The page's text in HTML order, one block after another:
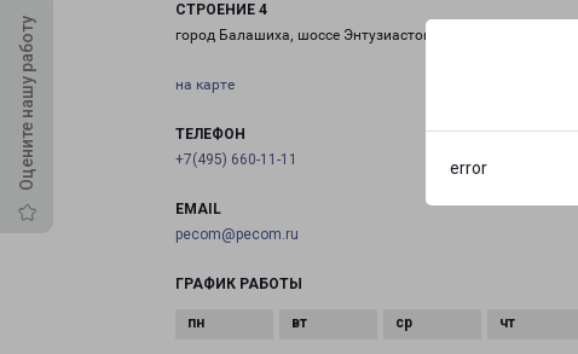
error
Оцените нашу работу
СТРОЕНИЕ 4
город Балашиха, шоссе Энтузиастов, 11 строение 4
на карте
ТЕЛЕФОН
+7(495) 660-11-11
EMAIL
pecom@pecom.ru
ГРАФИК РАБОТЫ